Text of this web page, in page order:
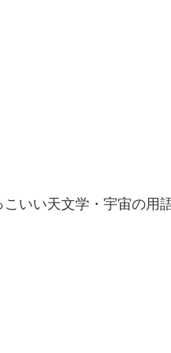
こいい天文学・宇宙の用